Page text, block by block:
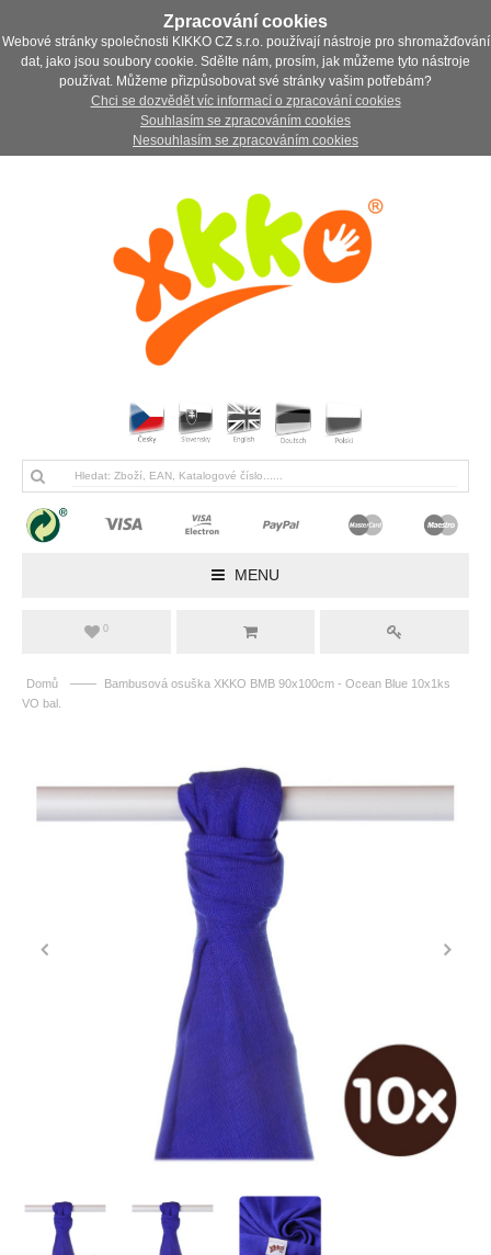
Zpracování cookies
Webové stránky společnosti KIKKO CZ s.r.o. používají nástroje pro shromažďování
dat, jako jsou soubory cookie. Sdělte nám, prosím, jak můžeme tyto nástroje
používat. Můžeme přizpůsobovat své stránky vašim potřebám?
Chci se dozvědět víc informací o zpracování cookies
Souhlasím se zpracováním cookies
Nesouhlasím se zpracováním cookies
MENU
0
Domů ——
Bambusová osuška XKKO BMB 90x100cm - Ocean Blue 10x1ks
VO bal.